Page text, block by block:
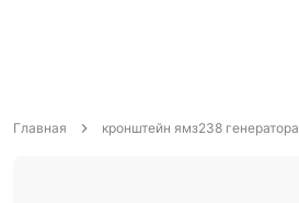
Главная кронштейн ямз238 генератора